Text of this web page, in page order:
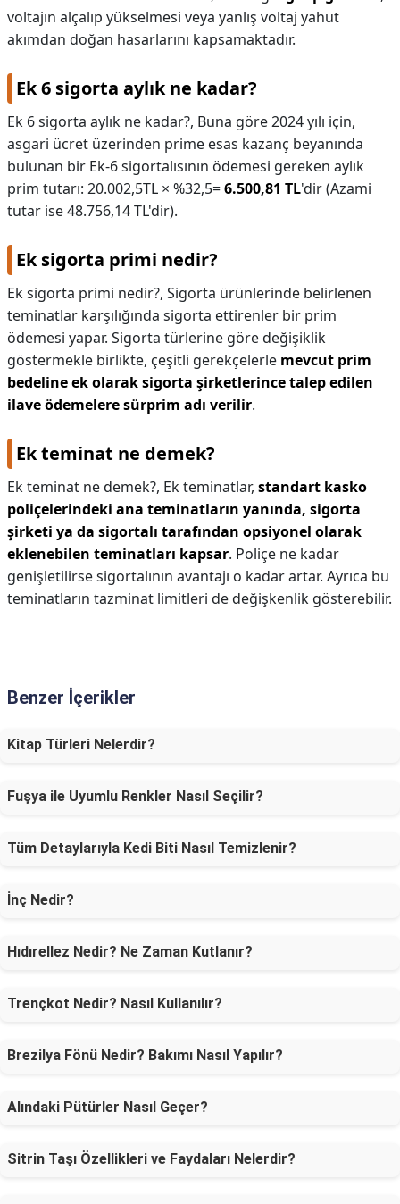
voltajın alçalıp yükselmesi veya yanlış voltaj yahut
akımdan doğan hasarlarını kapsamaktadır.
Ek 6 sigorta aylık ne kadar?
Ek 6 sigorta aylık ne kadar?, Buna göre 2024 yılı için,
asgari ücret üzerinden prime esas kazanç beyanında
bulunan bir Ek-6 sigortalısının ödemesi gereken aylık
prim tutarı: 20.002,5TL × %32,5=6.500,81 TL'dir (Azami
tutar ise 48.756,14 TL'dir).
Ek sigorta primi nedir?
Ek sigorta primi nedir?, Sigorta ürünlerinde belirlenen
teminatlar karşılığında sigorta ettirenler bir prim
ödemesi yapar. Sigorta türlerine göre değişiklik
göstermekle birlikte, çeşitli gerekçelerle mevcut prim
bedeline ek olarak sigorta şirketlerince talep edilen
ilave ödemelere sürprim adı verilir.
Ek teminat ne demek?
Ek teminat ne demek?, Ek teminatlar, standart kasko
poliçelerindeki ana teminatların yanında, sigorta
şirketi ya da sigortalı tarafından opsiyonel olarak
eklenebilen teminatları kapsar. Poliçe ne kadar
genişletilirse sigortalının avantajı o kadar artar. Ayrıca bu
teminatların tazminat limitleri de değişkenlik gösterebilir.
Benzer İçerikler
Kitap Türleri Nelerdir?
Fuşya ile Uyumlu Renkler Nasıl Seçilir?
Tüm Detaylarıyla Kedi Biti Nasıl Temizlenir?
İnç Nedir?
Hıdırellez Nedir? Ne Zaman Kutlanır?
Trençkot Nedir? Nasıl Kullanılır?
Brezilya Fönü Nedir? Bakımı Nasıl Yapılır?
Alındaki Pütürler Nasıl Geçer?
Sitrin Taşı Özellikleri ve Faydaları Nelerdir?